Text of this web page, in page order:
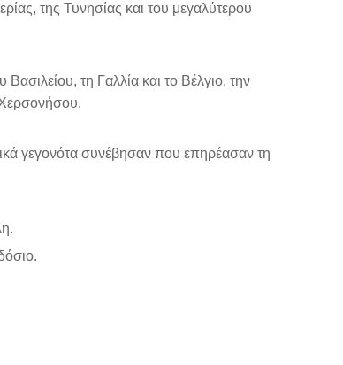
της Τυνησίας και του μεγαλύτερου
τη Γαλλία και το Βέλγιο, την
Χερσονήσου.
γεγονότα συνέβησαν που επηρέασαν τη